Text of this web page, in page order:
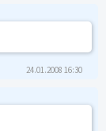
24.01.2008 16:30